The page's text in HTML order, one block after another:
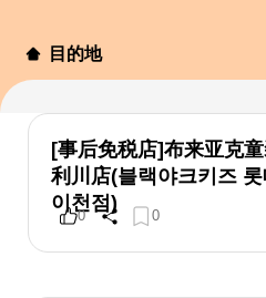
目的地
[事后免税店]布来亚克
利川店(블랙야크키즈
이천점)
0 0